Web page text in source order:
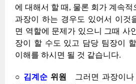
에 대해서 할 때, 물론 회가 계속
과장이 하는 경우도 있어서 이것
면 역할에 문제가 있으니 그때 사
장이 할 수도 있고 담당 팀장이
이해를 하시면 될 것 같습니다.
○ 김계순 위원
그러면 과장이